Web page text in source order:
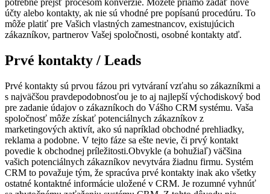
účty alebo kontakty, ak nie sú vhodné pre popísanú procedúru. To
môže platiť pre Vašich vlastných zamestnancov, existujúcich
zákazníkov, partnerov Vašej spoločnosti, osobné kontakty atď.
Prvé kontakty / Leads
Prvé kontakty sú prvou fázou pri vytváraní vzťahu so zákazníkmi a
s najväčšou pravdepodobnosťou je to aj najlepší východiskový bod
pre zadanie údajov o zákazníkoch do Vášho CRM systému. Vaša
spoločnosť môže získať potenciálnych zákazníkov z
marketingových aktivít, ako sú napríklad obchodné prehliadky,
reklama a podobne. V tejto fáze sa ešte nevie, či prvý kontakt
povedie k obchodnej príležitosti.Obvykle (a bohužiaľ) väčšina
vašich potenciálnych zákazníkov nevytvára žiadnu firmu. Systém
CRM to považuje tým, že spracúva prvé kontakty inak ako všetky
ostatné kontaktné informácie uložené v CRM. Je rozumné vyhnúť